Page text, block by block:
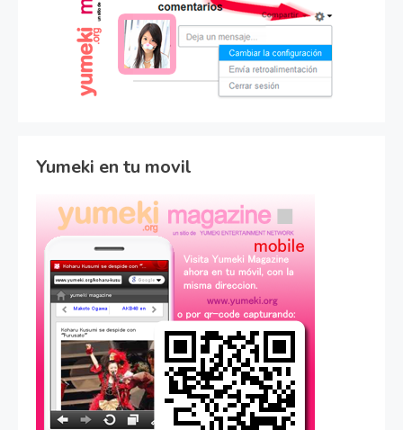
Yumeki en tu movil